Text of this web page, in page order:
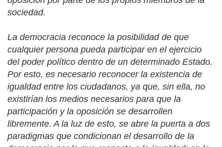
sociedad.
La democracia reconoce la posibilidad de que
cualquier persona pueda participar en el ejercicio
del poder político dentro de un determinado Estado.
Por esto, es necesario reconocer la existencia de
igualdad entre los ciudadanos, ya que, sin ella, no
existirían los medios necesarios para que la
participación y la oposición se desarrollen
libremente. A la luz de esto, se abre la puerta a dos
paradigmas que condicionan el desarrollo de la